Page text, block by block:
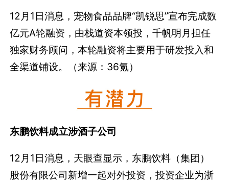
12月1日消息，宠物食品品牌“凯锐思”宣布完成数
亿元A轮融资，由栈道资本领投，千帆明月担任
独家财务顾问，本轮融资将主要用于研发投入和
全渠道铺设。（来源：36氪）
东鹏饮料成立涉酒子公司
12月1日消息，天眼查显示，东鹏饮料（集团）
股份有限公司新增一起对外投资，投资企业为浙